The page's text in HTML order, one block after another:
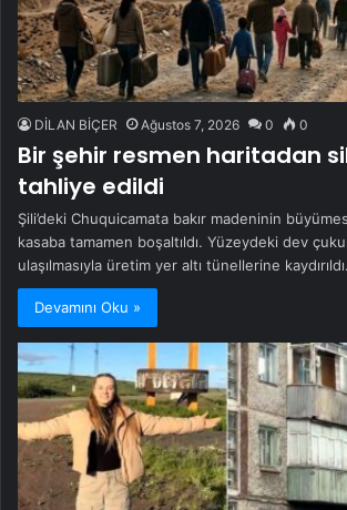
DİLAN BİÇER Ağustos 7, 2026 0 0
Bir şehir resmen haritadan
tahliye edildi
Şili’deki Chuquicamata bakır madeninin
kasaba tamamen boşaltıldı. Yüzeydeki dev
ulaşılmasıyla üretim yer altı tünellerine kaydırıldı.
Devamını Oku »